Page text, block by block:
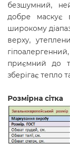
безшумний,
добре маскує
широкому
верху,
приємний до
зберігає тепло
Розмірна сітка